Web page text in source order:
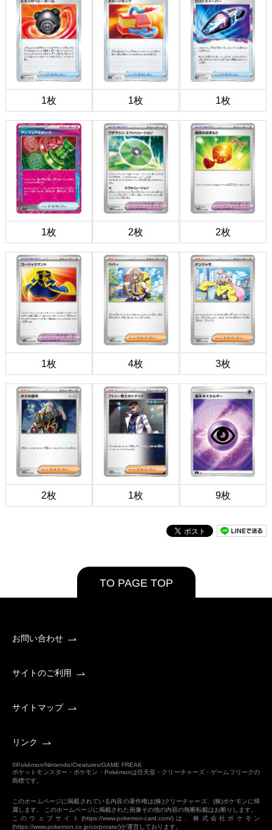
1枚 1枚 1枚
1枚 2枚 2枚
1枚 4枚 3枚
2枚 1枚 9枚
TO PAGE TOP
お問い合わせ
サイトのご利用
サイトマップ
リンク
©Pokémon/Nintendo/Creatures/GAME FREAK
ポケットモンスター・ポケモン・Pokémonは任天堂・クリーチャーズ・ゲームフリークの
商標です。
このホームページに掲載されている内容の著作権は(株)クリーチャーズ、(株)ポケモンに帰
属します。 このホームページに掲載された画像その他の内容の無断転載はお断りします。
このウェブサイト(https://www.pokemon-card.com/)は、株式会社ポケモン
(https://www.pokemon.co.jp/corporate/)が運営しております。